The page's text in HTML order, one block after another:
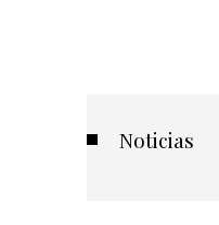
Noticias